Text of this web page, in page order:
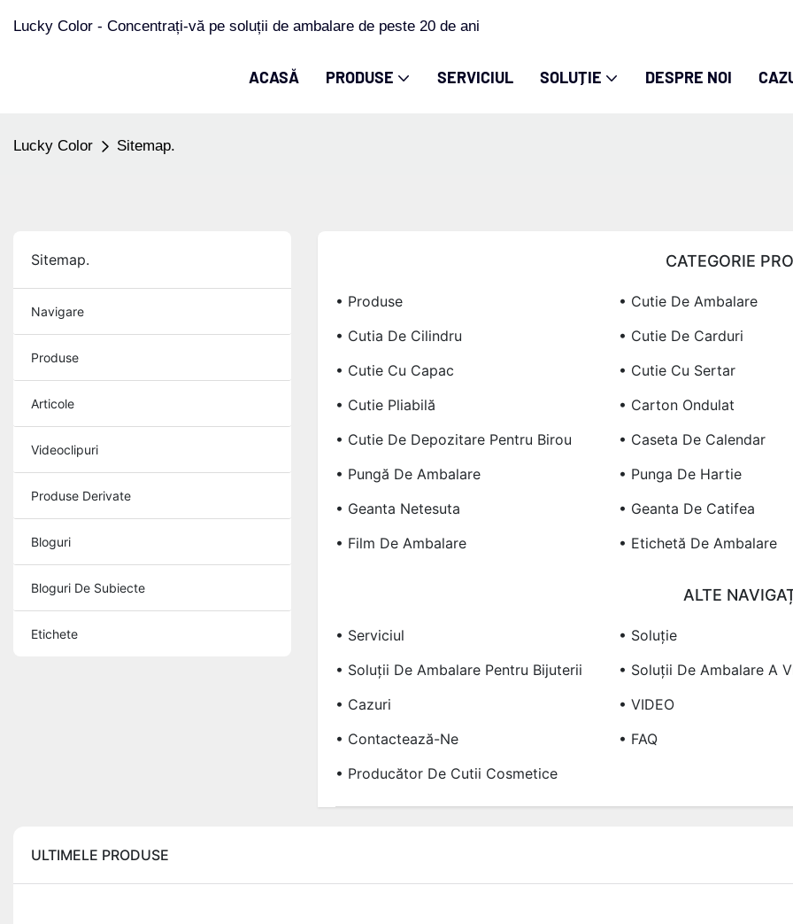
Lucky Color - Concentrați-vă pe soluții de ambalare de peste 20 de ani
ACASĂ PRODUSE SERVICIUL SOLUȚIE DESPRE NOI
Lucky Color Sitemap.
Sitemap.
Navigare
Produse
Articole
Videoclipuri
Produse Derivate
Bloguri
Bloguri De Subiecte
Etichete
CATEGORIE
• Produse • Cutie De Ambalare
• Cutia De Cilindru
• Cutie De Carduri
• Cutie Cu Capac
• Cutie Cu Sertar
• Cutie Pliabilă
• Carton Ondulat
• Cutie De Depozitare Pentru Birou
• Caseta De Calendar
• Pungă De Ambalare
• Punga De Hartie
• Geanta Netesuta
• Geanta De Catifea
• Film De Ambalare
• Etichetă De Ambalare
ALTE
• Serviciul • Soluție
• Soluții De Ambalare Pentru Bijuterii
• Soluții De Ambalare A
• Cazuri
• VIDEO
• Contactează-Ne
• FAQ
• Producător De Cutii Cosmetice
ULTIMELE PRODUSE